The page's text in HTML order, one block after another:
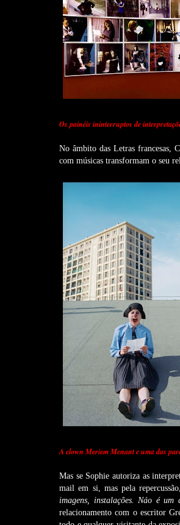
Os painéis ininterruptos de
No âmbito das Letras francesas,
com músicas transformam o seu
A clown Meriem Menant e uma das
Mas se Sophie autoriza as
mail em si, mas pela
imagens, instalações. Náo é
relacionamento com o escritor